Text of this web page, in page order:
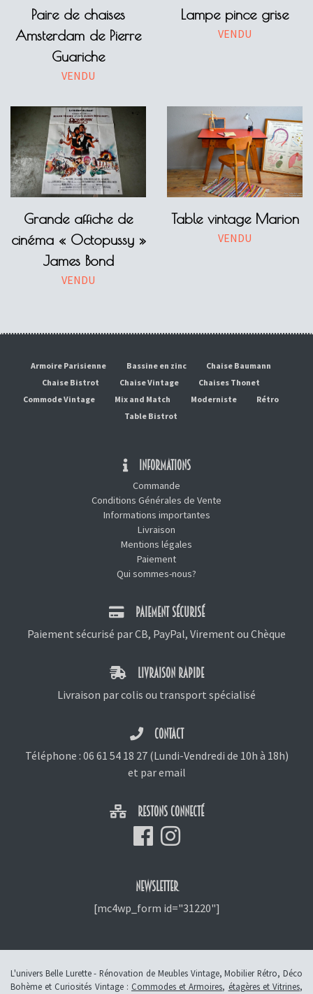
Paire de chaises
Amsterdam de Pierre
Guariche
VENDU
Lampe pince grise
VENDU
Grande affiche de
cinéma « Octopussy »
James Bond
VENDU
Table vintage Marion
VENDU
Armoire Parisienne Bassine en zinc
Chaise Baumann
Chaise Bistrot
Chaise Vintage
Chaises Thonet
Commode Vintage
Mix and Match Moderniste
Rétro
Table Bistrot
INFORMATIONS
Commande
Conditions Générales de Vente
Informations importantes
Livraison
Mentions légales
Paiement
Qui sommes-nous?
PAIEMENT SÉCURISÉ
Paiement sécurisé par CB, PayPal, Virement ou Chèque
LIVRAISON RAPIDE
Livraison par colis ou transport spécialisé
CONTACT
Téléphone : 06 61 54 18 27(Lundi-Vendredi de 10h à 18h)
et par email
RESTONS CONNECTÉ
NEWSLETTER
[mc4wp_form id="31220"]
L'univers Belle Lurette - Rénovation de Meubles Vintage, Mobilier Rétro, Déco
Bohème et Curiosités Vintage : Commodes et Armoires, étagères et Vitrines,